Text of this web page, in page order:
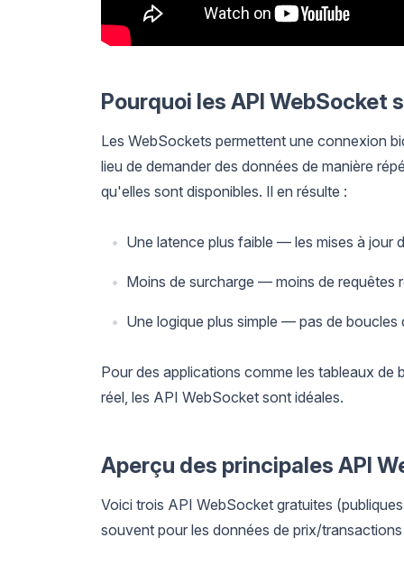
Pourquoi les API
Les WebSockets permettent une connexion
lieu de demander des données de manière
qu'elles sont disponibles. Il en résulte :
Une latence plus faible — les mises à jour
Moins de surcharge — moins de requêtes
Une logique plus simple — pas de boucles
Pour des applications comme les tableaux de
réel, les API WebSocket sont idéales.
Aperçu des principales API
Voici trois API WebSocket gratuites
souvent pour les données de prix/transactions